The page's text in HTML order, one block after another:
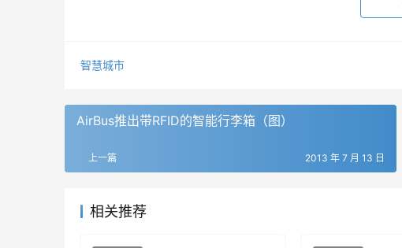
智慧城市
AirBus推出带RFID的智能行李箱（图）
上一篇 2013 年 7 月 13 日
相关推荐